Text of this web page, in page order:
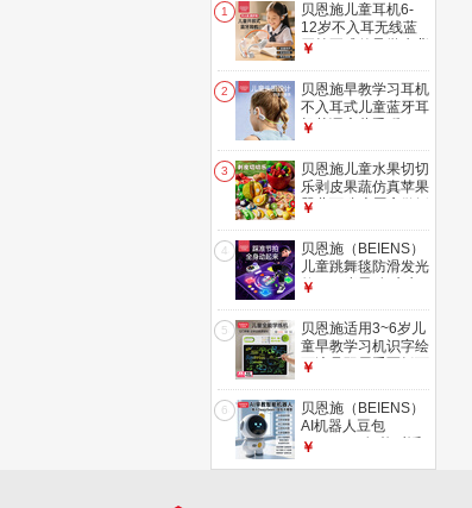
1
贝恩施儿童耳机6-
12岁不入耳无线蓝
牙挂耳式传导学生背
￥
2
贝恩施早教学习耳机
不入耳式儿童蓝牙耳
机英语启蒙熏听
￥
3
贝恩施儿童水果切切
乐剥皮果蔬仿真苹果
婴儿可啃咬厨房做饭
￥
4
贝恩施（BEIENS）
儿童跳舞毯防滑发光
款 3~6岁男/女孩生
用跳舞机
￥
5
贝恩施适用3~6岁儿
童早教学习机识字绘
画液晶双屏手写板可
￥
6
贝恩施（BEIENS）
AI机器人豆包
deepseek智能对话
￥